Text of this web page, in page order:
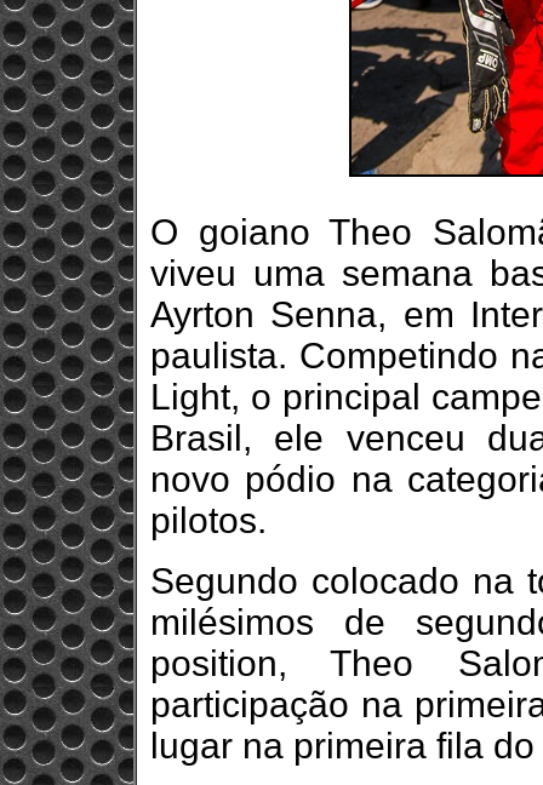
O goiano Theo
viveu uma semana
Ayrton Senna, em
paulista. Competindo
Light, o principal
Brasil, ele venceu
novo pódio na
pilotos.
Segundo colocado na
milésimos de
position, Theo
participação na
lugar na primeira fila